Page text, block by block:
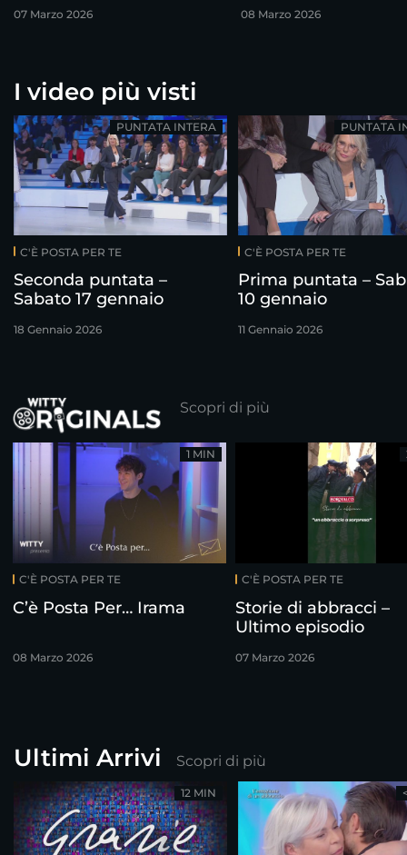
07 Marzo 2026 08 Marzo 2026
I video più visti
C'È POSTA PER TE
Seconda puntata –
Sabato 17 gennaio
18 Gennaio 2026
PUNTATA INTERA
C'È POSTA PER TE
Prima puntata –
10 gennaio
11 Gennaio 2026
PUNTATA
Scopri di più
C'È POSTA PER TE
C’è Posta Per… Irama
08 Marzo 2026
1 MIN
C'È POSTA PER TE
Storie di abbracci –
Ultimo episodio
07 Marzo 2026
Ultimi Arrivi Scopri di più
12 MIN